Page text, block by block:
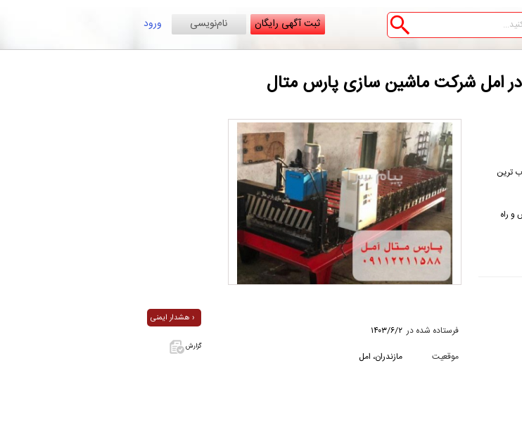
ورود نام‌نویسی ثبت آگهی رایگان
امل شرکت ماشین سازی پارس متال
ترین
راه
هشدار ایمنی ›
گزارش
فرستاده شده در ۱۴۰۳/۶/۲
موقعیت
مازندران، امل